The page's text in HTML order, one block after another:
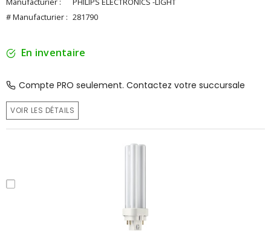
# Manufacturier : 281790
En inventaire
Compte PRO seulement. Contactez votre succursale
VOIR LES DÉTAILS